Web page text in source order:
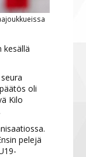
kesällä
oli
Kilo
pelejä